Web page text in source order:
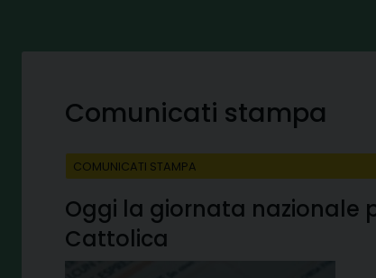
Comunicati stampa
COMUNICATI STAMPA
Oggi la giornata nazionale
Cattolica